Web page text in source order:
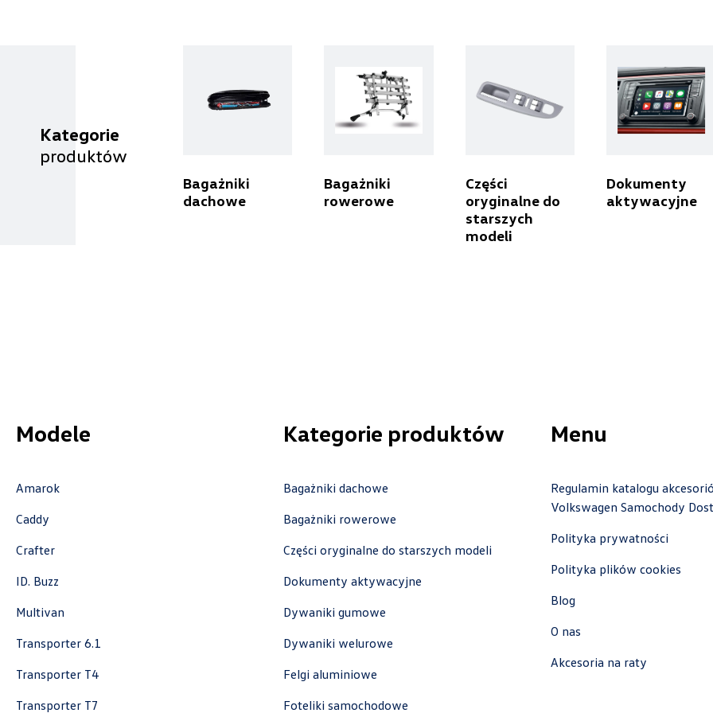
Kategorie
produktów
Bagażniki
dachowe
Bagażniki
rowerowe
Części
oryginalne do
starszych
modeli
Dokumenty
aktywacyjne
ul. Szczecińska 117, Szczecin - Radziszewo
+48 666 055 679
czesci.sz@benepol.pl
Berdychowski
+48 512 054 384
sklep@berdychowski.com.pl
ul. Poznańska 33, Poznań - Przeźmierowo
00500.magazyn@partner.volkswagen.pl
Cichy-Zasada Warszawa
Modele
Amarok
Caddy
Crafter
ID. Buzz
Multivan
Transporter 6.1
Transporter T4
Transporter T7
Kategorie produktów
Bagażniki dachowe
Bagażniki rowerowe
Części oryginalne do starszych modeli
Dokumenty aktywacyjne
Dywaniki gumowe
Dywaniki welurowe
Felgi aluminiowe
Foteliki samochodowe
Menu
Regulamin katalogu
Volkswagen Samochody
Polityka prywatności
Polityka plików cookies
Blog
O nas
Akcesoria na raty